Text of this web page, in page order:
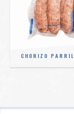
CHORIZO